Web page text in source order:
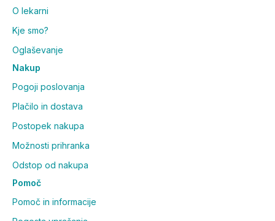
O lekarni
Kje smo?
Oglaševanje
Nakup
Pogoji poslovanja
Plačilo in dostava
Postopek nakupa
Možnosti prihranka
Odstop od nakupa
Pomoč
Pomoč in informacije